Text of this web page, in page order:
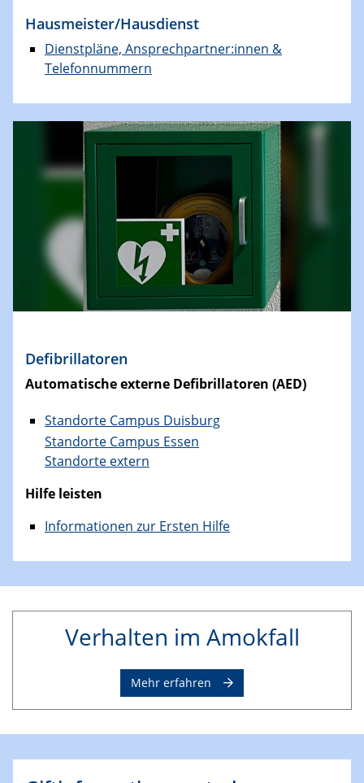
Hausmeister/Hausdienst
Dienstpläne, Ansprechpartner:innen &
Telefonnummern
Defibrillatoren
Automatische externe Defibrillatoren (AED)
Standorte Campus Duisburg
Standorte Campus Essen
Standorte extern
Hilfe leisten
Informationen zur Ersten Hilfe
Verhalten im Amokfall
Mehr erfahren